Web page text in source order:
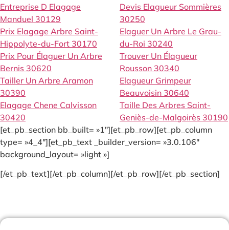
Entreprise D Elagage
Manduel 30129
Prix Elagage Arbre Saint-
Hippolyte-du-Fort 30170
Prix Pour Élaguer Un Arbre
Bernis 30620
Tailler Un Arbre Aramon
30390
Elagage Chene Calvisson
30420
Devis Elagueur Sommières
30250
Elaguer Un Arbre Le Grau-
du-Roi 30240
Trouver Un Élagueur
Rousson 30340
Elagueur Grimpeur
Beauvoisin 30640
Taille Des Arbres Saint-
Geniès-de-Malgoirès 30190
[et_pb_section bb_built= »1″][et_pb_row][et_pb_column
type= »4_4″][et_pb_text _builder_version= »3.0.106″
background_layout= »light »]
[/et_pb_text][/et_pb_column][/et_pb_row][/et_pb_section]